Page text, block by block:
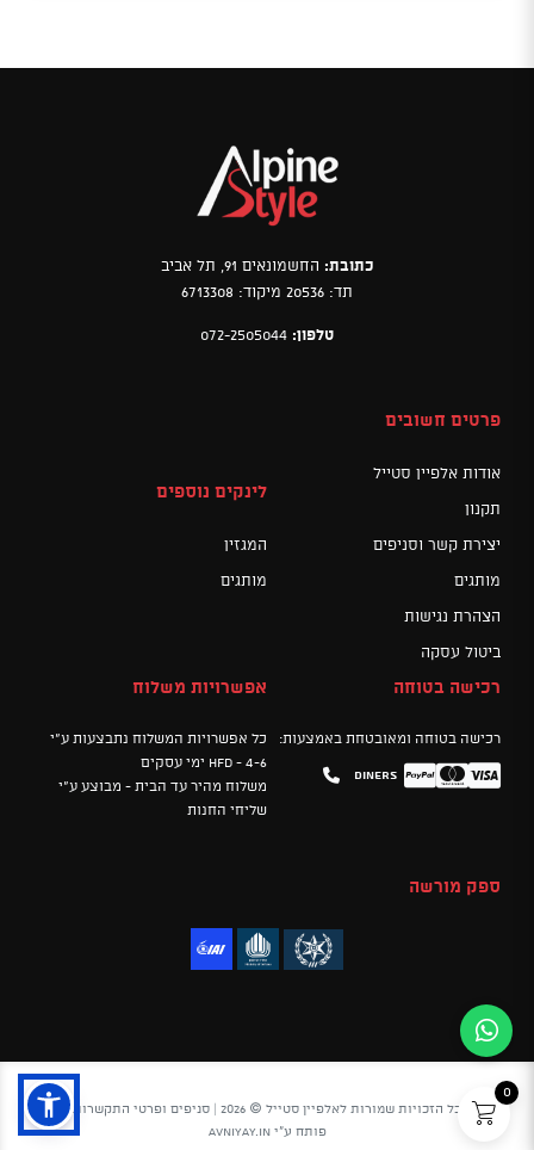
כתובת: החשמונאים 91, תל אביב
תד: 20536 מיקוד: 6713308
טלפון: 072-2505044
פרטים חשובים
אודות אלפיין סטייל
תקנון
יצירת קשר וסניפים
מותגים
הצהרת נגישות
ביטול עסקה
לינקים נוספים
המגזין
מותגים
רכישה בטוחה
רכישה בטוחה ומאובטחת באמצעות:
Visa
Mastercard
PayPal
Diners
אפשרויות משלוח
כל אפשרויות המשלוח נתבצעות ע"י
HFD - 4-6 ימי עסקים
משלוח מהיר עד הבית - מבוצע ע"י
שליחי החנות
ספק מורשה
כל הזכויות שמורות לאלפיין סטייל © 2026 |
סניפים ופרטי התקשרות
פותח ע"יavniyay.in
0